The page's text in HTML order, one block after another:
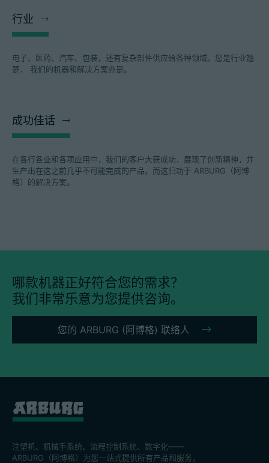
行业
电子、医药、汽车、包装，还有复杂部件供应给各种领域。您是行业翘
楚， 我们的机器和解决方案亦是。
成功佳话
在各行各业和各项应用中，我们的客户大获成功，展现了创新精神，并
生产出在这之前几乎不可能完成的产品。而这归功于 ARBURG（阿博
格）的解决方案。
哪款机器正好符合您的需求？
我们非常乐意为您提供咨询。
您的 ARBURG (阿博格) 联络人
注塑机、机械手系统、流程控制系統、数字化——
ARBURG（阿博格）为您一站式提供所有产品和服务，